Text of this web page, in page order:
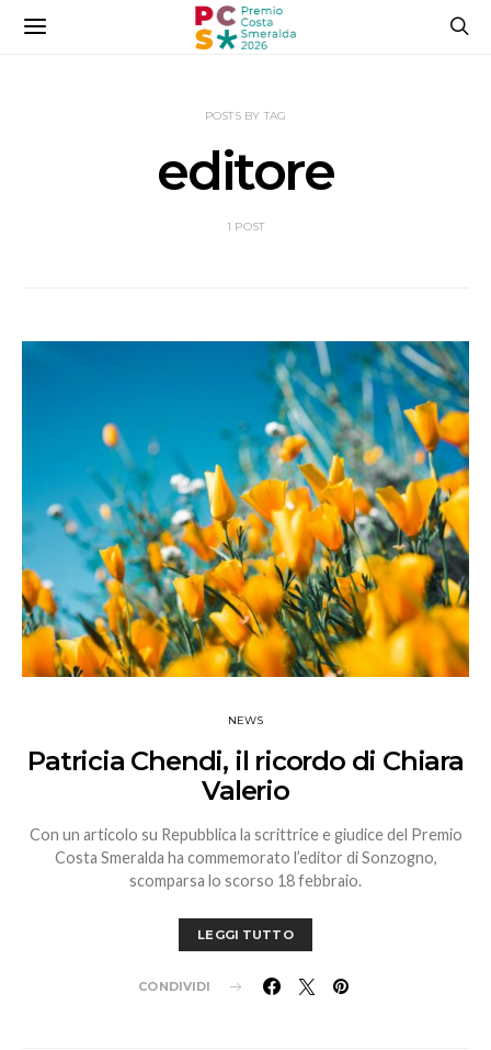
POSTS BY TAG
editore
1 POST
NEWS
Patricia Chendi, il ricordo di Chiara
Valerio
Con un articolo su Repubblica la scrittrice e giudice del Premio
Costa Smeralda ha commemorato l’editor di Sonzogno,
scomparsa lo scorso 18 febbraio.
LEGGI TUTTO
CONDIVIDI